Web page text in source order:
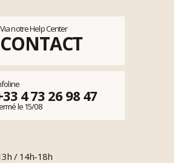
Via notre Help Center
CONTACT
4 73 26 98 47
le 15/08
/ 14h-18h